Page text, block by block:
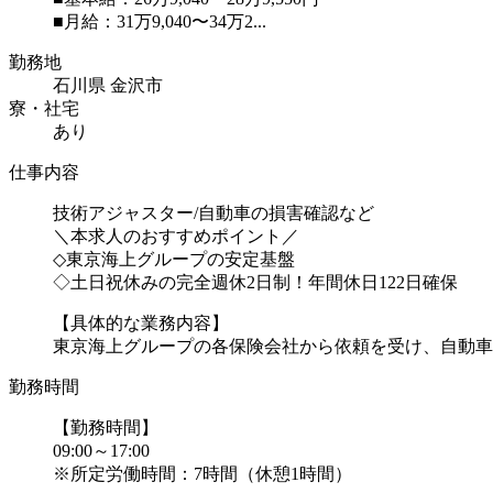
■月給：31万9,040〜34万2...
勤務地
石川県 金沢市
寮・社宅
あり
仕事内容
技術アジャスター/自動車の損害確認など
＼本求人のおすすめポイント／
◇東京海上グループの安定基盤
◇土日祝休みの完全週休2日制！年間休日122日確保
【具体的な業務内容】
東京海上グループの各保険会社から依頼を受け、自動
勤務時間
【勤務時間】
09:00～17:00
※所定労働時間：7時間（休憩1時間）